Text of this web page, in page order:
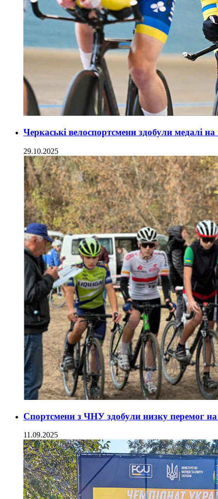
Черкаські велоспортсмени здобули медалі
29.10.2025
Спортсмени з ЧНУ здобули низку перемог на
11.09.2025